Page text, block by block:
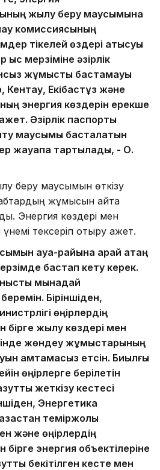
жылу беру маусымына
комиссиясының
тікелей өздері қатысуы
мерзіміне әзірлік
жұмысты бастамауы
Кентау, Екібастұз және
энергия көздерін ерекше
Әзірлік паспорты
маусымы басталатын
жауапқа тартылады, - О.
беру маусымын өткізу
жұмысын қайта
Энергия көздері мен
тексеріп отыру қажет.
ауа-райына қарай қатаң
бастап кету керек.
мынадай
Біріншіден,
өңірлердің
бірге жылу көздері мен
жөндеу жұмыстарының
қамтамасыз етсін. Биылғы
өңірлерге берілетін
жеткізу кестесі
Энергетика
теміржолы
және өңірлердің
бірге энергия объектілеріне
бекітілген кесте мен